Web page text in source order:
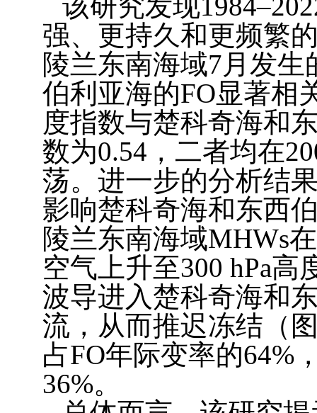
强、更持久和更频繁
陵兰东南海域7月发生
伯利亚海的FO显著相
度指数与楚科奇海和
数为0.54 ，二者均在
荡。进一步的分析结
影响楚科奇海和东西
陵兰东南海域MHWs在
空气上升至300 hPa高
波导进入楚科奇海和
流，从而推迟冻结（
占FO年际变率的64%
36%。